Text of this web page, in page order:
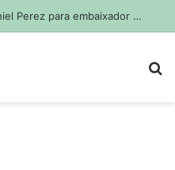
Senado dos EUA aprova Daniel Perez para embaixador no Brasil